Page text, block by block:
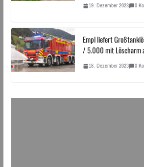
19. Dezember 2023 0
Empl liefert
/ 5.000 mit Löscharm
18. Dezember 2023 0